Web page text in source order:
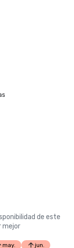
jugar en
2019
de California»
de este
mejor
may.
jun.